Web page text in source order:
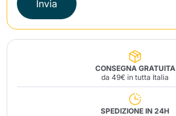
Invia
CONSEGNA GRATUITA
da 49€ in tutta Italia
SPEDIZIONE IN 24H